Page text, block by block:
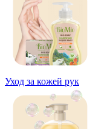
Уход за кожей рук